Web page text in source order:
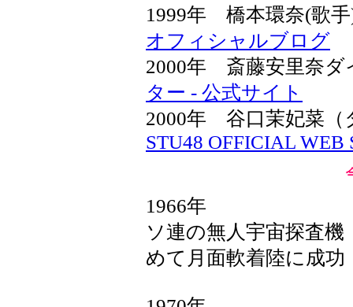
1999年 橋本環奈(
オフィシャルブログ
2000年 斎藤安里
ター - 公式サイト
2000年 谷口茉妃菜
STU48 OFFICIAL WEB
1966年
ソ連の無人宇宙探査
めて月面軟着陸に成功